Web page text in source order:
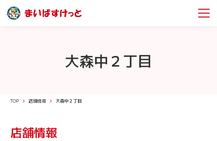
大森中２丁目
TOP 店舗情報 大森中２丁目
店舗情報